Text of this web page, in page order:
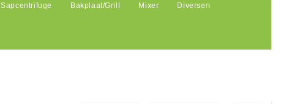
Sapcentrifuge Bakplaat/Grill Mixer Diversen